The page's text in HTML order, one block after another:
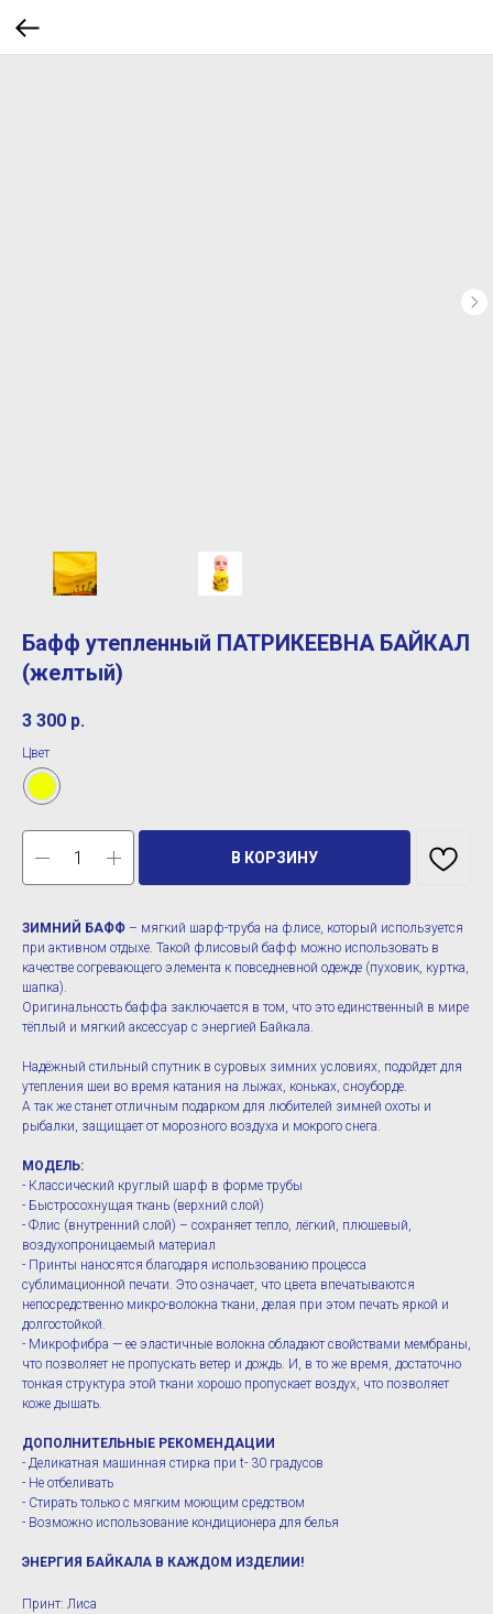
Бафф утепленный ПАТРИКЕЕВНА БАЙКАЛ
(желтый)
3 300 р.
Цвет
В КОРЗИНУ
ЗИМНИЙ БАФФ – мягкий шарф-труба на флисе, который используется
при активном отдыхе. Такой флисовый бафф можно использовать в
качестве согревающего элемента к повседневной одежде (пуховик, куртка,
шапка).
Оригинальность баффа заключается в том, что это единственный в мире
тёплый и мягкий аксессуар с энергией Байкала.
Надёжный стильный спутник в суровых зимних условиях, подойдет для
утепления шеи во время катания на лыжах, коньках, сноуборде.
А так же станет отличным подарком для любителей зимней охоты и
рыбалки, защищает от морозного воздуха и мокрого снега.
МОДЕЛЬ:
- Классический круглый шарф в форме трубы
- Быстросохнущая ткань (верхний слой)
- Флис (внутренний слой) – сохраняет тепло, лёгкий, плюшевый,
воздухопроницаемый материал
- Принты наносятся благодаря использованию процесса
сублимационной печати. Это означает, что цвета впечатываются
непосредственно микро-волокна ткани, делая при этом печать яркой и
долгостойкой.
- Микрофибра — ее эластичные волокна обладают свойствами мембраны,
что позволяет не пропускать ветер и дождь. И, в то же время, достаточно
тонкая структура этой ткани хорошо пропускает воздух, что позволяет
коже дышать.
ДОПОЛНИТЕЛЬНЫЕ РЕКОМЕНДАЦИИ
- Деликатная машинная стирка при t- 30 градусов
- Не отбеливать
- Стирать только с мягким моющим средством
- Возможно использование кондиционера для белья
ЭНЕРГИЯ БАЙКАЛА В КАЖДОМ ИЗДЕЛИИ!
Принт: Лиса